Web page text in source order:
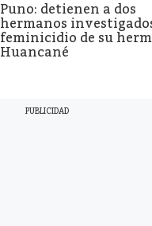
Puno: detienen a dos
hermanos
feminicidio de su
Huancané